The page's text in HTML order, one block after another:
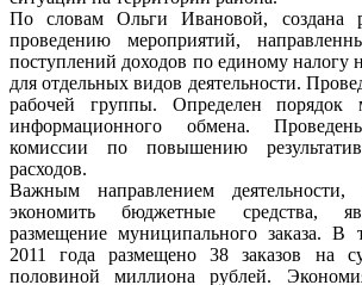
По словам Ольги Ивановой, создана
проведению мероприятий,
поступлений доходов по единому налогу
для отдельных видов деятельности.
рабочей группы. Определен порядок
информационного обмена.
комиссии по повышению
расходов.
Важным направлением деятельности,
экономить бюджетные средства,
размещение муниципального заказа. В
2011 года размещено 38 заказов на
половиной миллиона рублей.